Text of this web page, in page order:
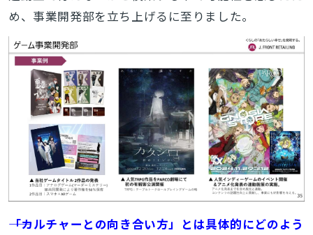
め、事業開発部を立ち上げるに至りました。
――「カルチャーとの向き合い方」とは具体的にどのよう